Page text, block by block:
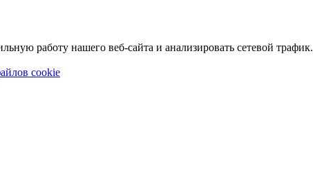
работу нашего веб-сайта и анализировать сетевой трафик.
cookie